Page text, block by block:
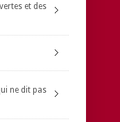
et des
ne dit pas